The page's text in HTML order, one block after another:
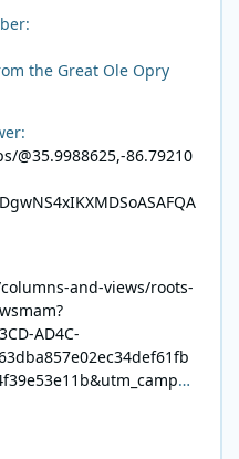
the Great Ole Opry
@35.9988625,-86.79210
and-views/roots-
AD4C-